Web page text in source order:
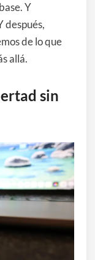
Y
después,
de lo que
allá.
sin